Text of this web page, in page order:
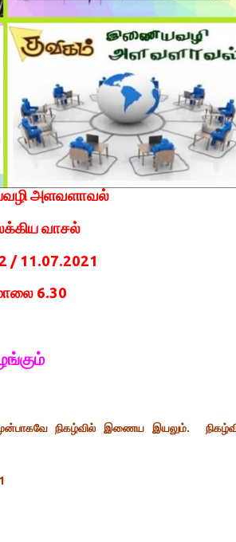
அளவளாவல்
வாசல்
/ 11.07.2021
6.30
நிகழ்வில் இணைய இயலும்.